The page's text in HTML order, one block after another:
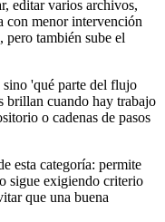
editar varios archivos,
con menor intervención
también sube el
'qué parte del flujo
brillan cuando hay trabajo
o cadenas de pasos
esta categoría: permite
sigue exigiendo criterio
que una buena